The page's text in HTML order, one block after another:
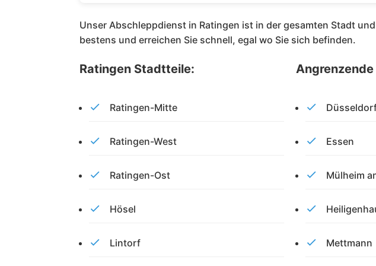
Unser Abschleppdienst in Ratingen ist in der gesamten Stadt
bestens und erreichen Sie schnell, egal wo Sie sich befinden.
Ratingen Stadtteile:
Ratingen-Mitte
Ratingen-West
Ratingen-Ost
Hösel
Lintorf
Essen
Mülheim
Mettmann